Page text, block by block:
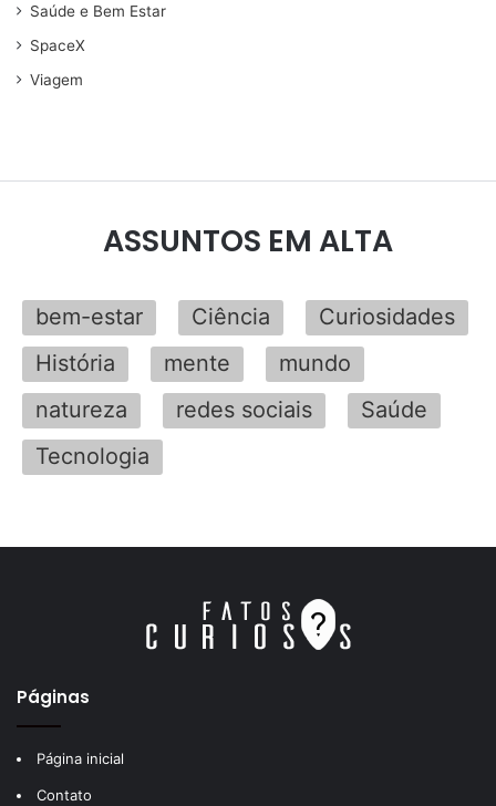
Saúde e Bem Estar
SpaceX
Viagem
ASSUNTOS EM ALTA
bem-estar Ciência
Curiosidades
História
mente
mundo
natureza
redes sociais
Saúde
Tecnologia
Páginas
Página inicial
Contato